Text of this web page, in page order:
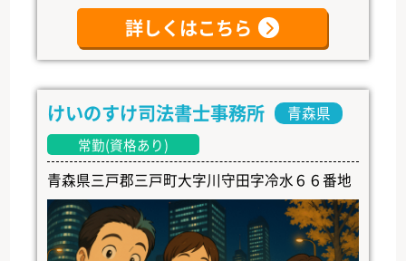
詳しくはこちら
けいのすけ司法書士事務所 青森県
常勤(資格あり)
青森県三戸郡三戸町大字川守田字冷水６６番地